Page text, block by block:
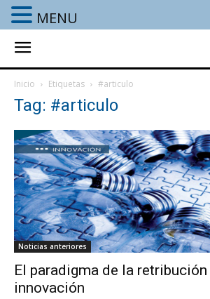
Inicio Etiquetas #articulo
Tag: #articulo
Noticias anteriores
El paradigma de la
innovación
MENU